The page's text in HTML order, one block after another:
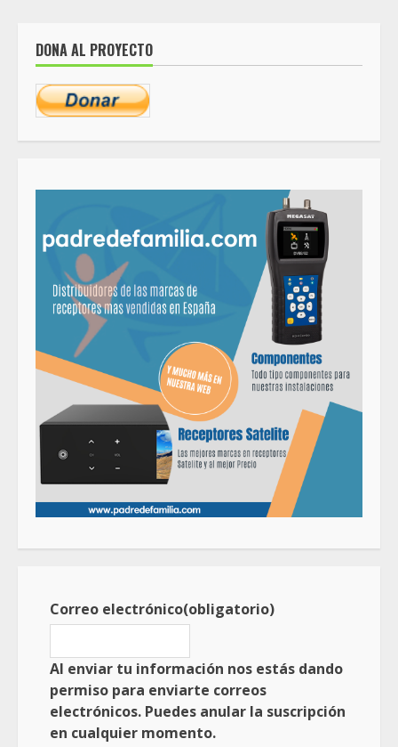
DONA AL PROYECTO
Correo electrónico(obligatorio)
Al enviar tu información nos estás dando
permiso para enviarte correos
electrónicos. Puedes anular la suscripción
en cualquier momento.